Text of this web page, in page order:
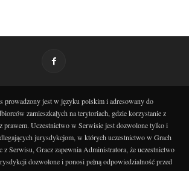
prowadzony jest w języku polskim i adresowany do
zamieszkałych na terytoriach, gdzie korzystanie z
prawem. Uczestnictwo w Serwisie jest dozwolone tylko i
jurysdykcjom, w których uczestnictwo w Grach
z Serwisu, Gracz zapewnia Administratora, że uczestnictwo
dozwolone i ponosi pełną odpowiedzialność przed